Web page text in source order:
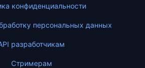
конфиденциальности
персональных данных
разработчикам
Стримерам